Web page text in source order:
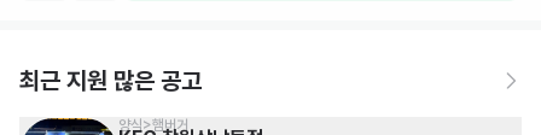
최근 지원 많은 공고
양식>햄버거